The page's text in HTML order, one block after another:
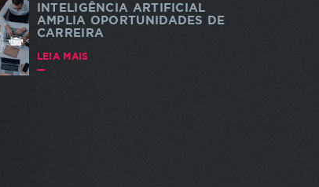
INTELIGÊNCIA ARTIFICIAL
AMPLIA OPORTUNIDADES DE
CARREIRA
LEIA MAIS